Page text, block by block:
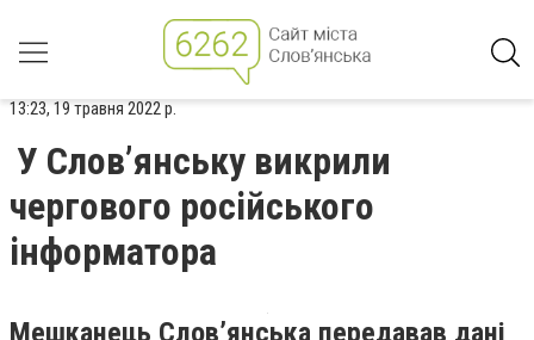
13:23, 19 травня 2022 р.
У Слов’янську викрили
чергового російського
інформатора
Мешканець Слов’янська передавав дані